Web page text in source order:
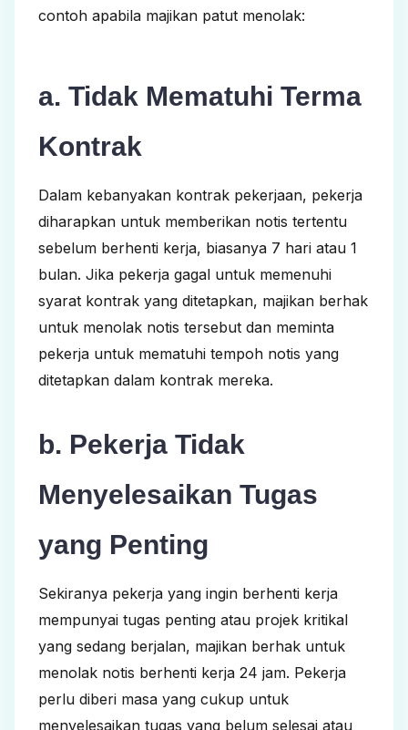
contoh apabila majikan patut menolak:
a. Tidak Mematuhi Terma
Kontrak
Dalam kebanyakan kontrak pekerjaan, pekerja
diharapkan untuk memberikan notis tertentu
sebelum berhenti kerja, biasanya 7 hari atau 1
bulan. Jika pekerja gagal untuk memenuhi
syarat kontrak yang ditetapkan, majikan berhak
untuk menolak notis tersebut dan meminta
pekerja untuk mematuhi tempoh notis yang
ditetapkan dalam kontrak mereka.
b. Pekerja Tidak
Menyelesaikan Tugas
yang Penting
Sekiranya pekerja yang ingin berhenti kerja
mempunyai tugas penting atau projek kritikal
yang sedang berjalan, majikan berhak untuk
menolak notis berhenti kerja 24 jam. Pekerja
perlu diberi masa yang cukup untuk
menyelesaikan tugas yang belum selesai atau